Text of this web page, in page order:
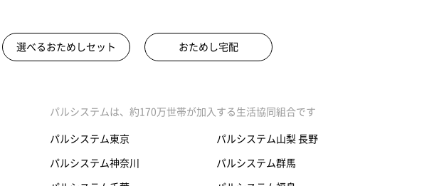
選べるおためしセット おためし宅配
パルシステムは、約170万世帯が加入する生活協同組合です
パルシステム東京
パルシステム神奈川
パルシステム山梨 長野
パルシステム群馬